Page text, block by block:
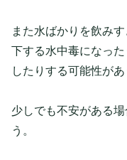
また水ばかりを飲み
下する水中毒になっ
したりする可能性があ
少しでも不安がある
う。